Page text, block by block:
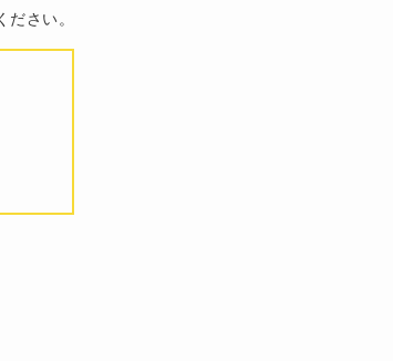
さい。